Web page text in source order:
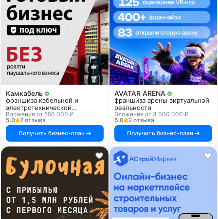
Камкабель
франшиза кабельной и
электротехнической
продукции
Вложения от 550 000 ₽
5.0
2 отзыва
Получить бизнес-план
AVATAR ARENA
франшиза арены виртуальной
реальности
Вложения от 3 000 000 ₽
5.0
2 отзыва
Получить бизнес-план